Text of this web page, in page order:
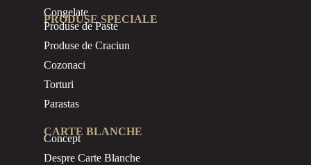
Congelate
PRODUSE SPECIALE
Produse de Paste
Produse de Craciun
Cozonaci
Torturi
Parastas
CARTE BLANCHE
Concept
Despre Carte Blanche